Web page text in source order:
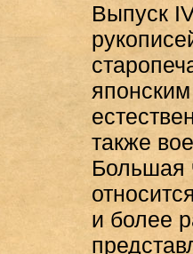
Выпуск
также
Большая
и более